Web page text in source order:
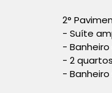
2°
- Suíte
-
- 2
- Banheiro